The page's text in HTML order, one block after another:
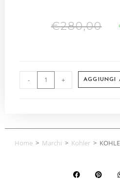
€280,00
- + AGGIUNGI
Home > Marchi > Kohler >